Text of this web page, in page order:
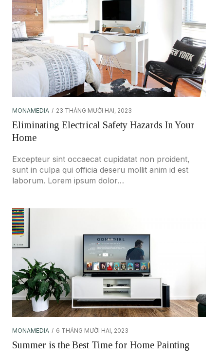
MONAMEDIA 23 THÁNG MƯỜI HAI, 2023
Eliminating Electrical Safety Hazards In Your
Home
Excepteur sint occaecat cupidatat non proident,
sunt in culpa qui officia deseru mollit anim id est
laborum. Lorem ipsum dolor…
MONAMEDIA 6 THÁNG MƯỜI HAI, 2023
Summer is the Best Time for Home Painting